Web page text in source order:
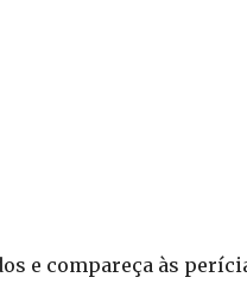
e compareça às